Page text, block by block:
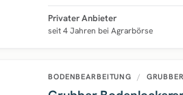
Privater Anbieter
seit 4 Jahren bei Agrarbörse
BODENBEARBEITUNG / GRUBBER